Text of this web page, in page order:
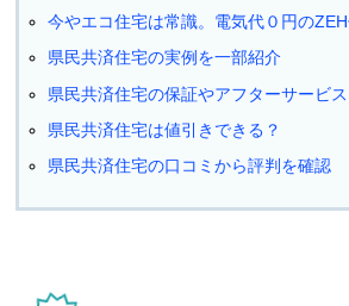
今やエコ住宅は常識。電気代０円の
県民共済住宅の実例を一部紹介
県民共済住宅の保証やアフターサービ
県民共済住宅は値引きできる？
県民共済住宅の口コミから評判を確認